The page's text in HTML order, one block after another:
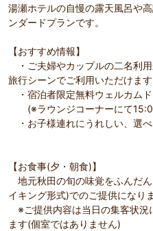
湯瀬ホテルの自慢の露天風呂や
ンダードプランです。
【おすすめ情報】
・ご夫婦やカップルの二名利
旅行シーンでご利用いただけます
・宿泊者限定無料ウェルカムド
(※ラウンジコーナーにて
・お子様連れにうれしい、選べ
【お食事(夕・朝食)】
地元秋田の旬の味覚をふんだ
イキング形式)でのご提供になりま
※ご提供内容は当日の集客状況
ます(個室ではありません)